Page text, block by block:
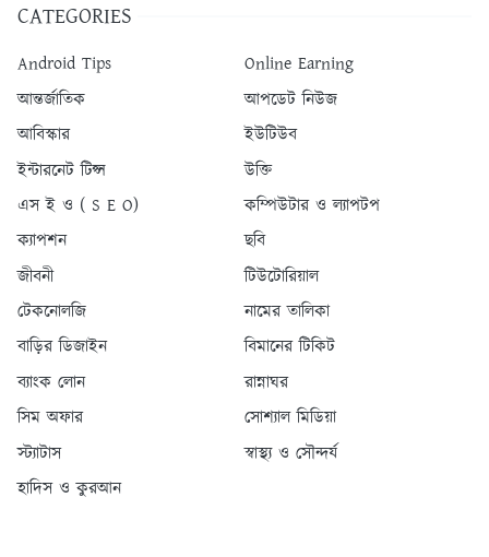
CATEGORIES
Android Tips
Online Earning
আন্তর্জাতিক
আপডেট নিউজ
আবিস্কার
ইউটিউব
ইন্টারনেট টিপ্স
উক্তি
এস ই ও ( S E O)
কম্পিউটার ও ল্যাপটপ
ক্যাপশন
ছবি
জীবনী
টিউটোরিয়াল
টেকনোলজি
নামের তালিকা
বাড়ির ডিজাইন
বিমানের টিকিট
ব্যাংক লোন
রান্নাঘর
সিম অফার
সোশ্যাল মিডিয়া
স্ট্যাটাস
স্বাস্থ্য ও সৌন্দর্য
হাদিস ও কুরআন